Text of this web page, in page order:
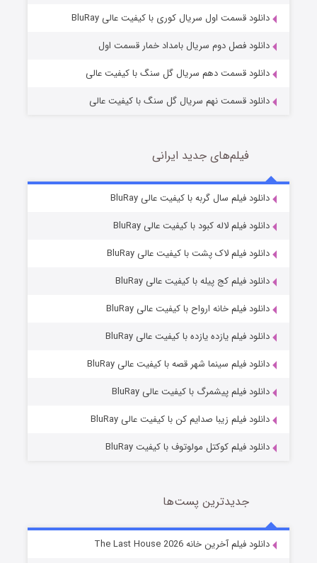
قسمت2 (زیرنویس) منتشر شد
قسمت2 (زیرنویس) منتشر شد
شوگر فصل ۲
دانلود قسمت اول سریال کوری با کیفیت عالی BluRay
دانلود فصل دوم سریال بامداد خمار قسمت اول
دانلود قسمت دهم سریال گل سنگ با کیفیت عالی
دانلود قسمت نهم سریال گل سنگ با کیفیت عالی
فیلم‌های جدید ایرانی
دانلود فیلم سال گربه با کیفیت عالی BluRay
دانلود فیلم لاله کبود با کیفیت عالی BluRay
دانلود فیلم لاک پشت با کیفیت عالی BluRay
دانلود فیلم کج‌ پیله با کیفیت عالی BluRay
دانلود فیلم خانه ارواح با کیفیت عالی BluRay
دانلود فیلم یازده یازده با کیفیت عالی BluRay
دانلود فیلم سینما شهر قصه با کیفیت عالی BluRay
دانلود فیلم پیشمرگ با کیفیت عالی BluRay
دانلود فیلم زیبا صدایم کن با کیفیت عالی BluRay
دانلود فیلم کوکتل مولوتوف با کیفیت BluRay
جدیدترین پست‌ها
دانلود فیلم آخرین خانه The Last House 2026